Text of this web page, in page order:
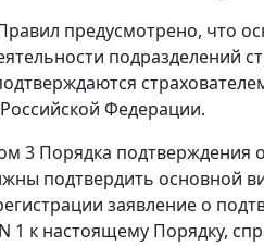
предусмотрено, что
подразделений
Федерации.
3 Порядка подтверждения
подтвердить основной
заявление о
1 к настоящему Порядку,